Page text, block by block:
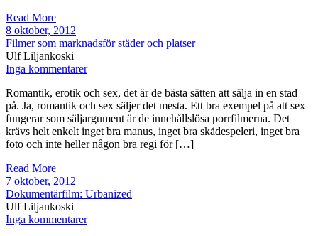
Read More
8 oktober, 2012
Filmer som marknadsför städer och platser
Ulf Liljankoski
Inga kommentarer
Romantik, erotik och sex, det är de bästa sätten att sälja in en stad
på. Ja, romantik och sex säljer det mesta. Ett bra exempel på att sex
fungerar som säljargument är de innehållslösa porrfilmerna. Det
krävs helt enkelt inget bra manus, inget bra skådespeleri, inget bra
foto och inte heller någon bra regi för […]
Read More
7 oktober, 2012
Dokumentärfilm: Urbanized
Ulf Liljankoski
Inga kommentarer